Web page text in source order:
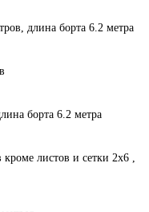
длина борта 6.2 метра
борта 6.2 метра
листов и сетки 2х6 ,